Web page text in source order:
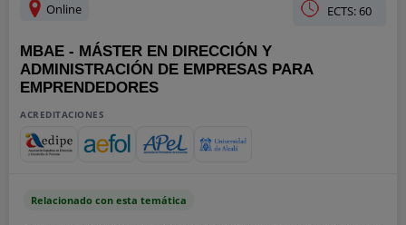
Online ECTS: 60
MBAE - MÁSTER EN DIRECCIÓN Y
ADMINISTRACIÓN DE EMPRESAS PARA
EMPRENDEDORES
ACREDITACIONES
Relacionado con esta temática